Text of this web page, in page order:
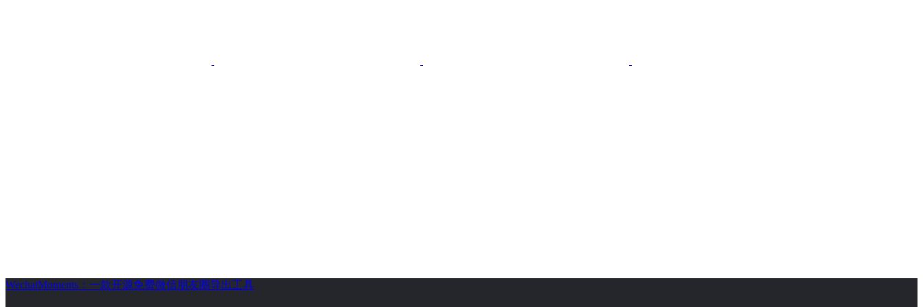
WechatMoments：一款开源免费微信朋友圈导出工具